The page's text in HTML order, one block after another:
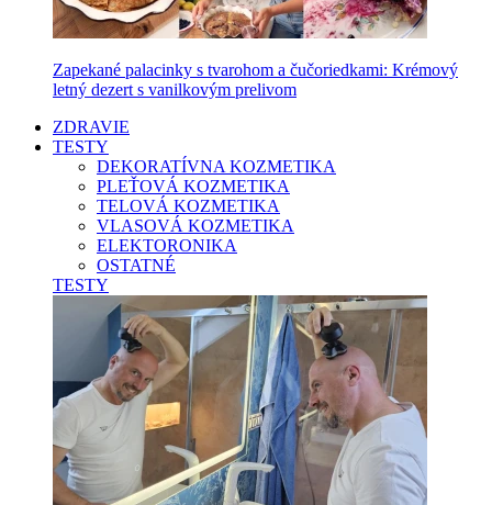
Zapekané palacinky s tvarohom a čučoriedkami: Krémový
letný dezert s vanilkovým prelivom
ZDRAVIE
TESTY
DEKORATÍVNA KOZMETIKA
PLEŤOVÁ KOZMETIKA
TELOVÁ KOZMETIKA
VLASOVÁ KOZMETIKA
ELEKTORONIKA
OSTATNÉ
TESTY